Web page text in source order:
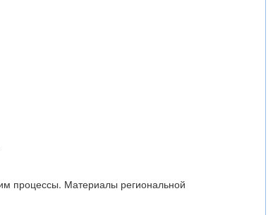
процессы. Материалы региональной